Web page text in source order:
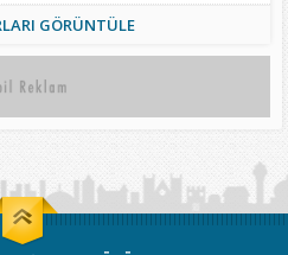
GÖRÜNTÜLE